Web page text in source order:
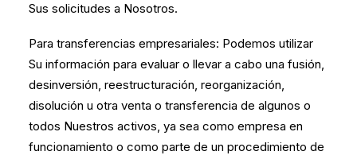
Sus solicitudes a Nosotros.
Para transferencias empresariales: Podemos utilizar
Su información para evaluar o llevar a cabo una fusión,
desinversión, reestructuración, reorganización,
disolución u otra venta o transferencia de algunos o
todos Nuestros activos, ya sea como empresa en
funcionamiento o como parte de un procedimiento de